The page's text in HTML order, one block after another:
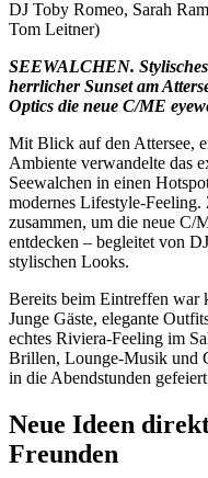
DJ Toby Romeo, Sarah
Tom Leitner)
SEEWALCHEN.
herrlicher Sunset am
Optics die neue C/ME
Mit Blick auf den Attersee,
Ambiente verwandelte das
Seewalchen in einen
modernes Lifestyle-Feeling.
zusammen, um die neue
entdecken – begleitet von
stylischen Looks.
Bereits beim Eintreffen war
Junge Gäste, elegante
echtes Riviera-Feeling im
Brillen, Lounge-Musik und
in die Abendstunden
Neue Ideen
Freunden